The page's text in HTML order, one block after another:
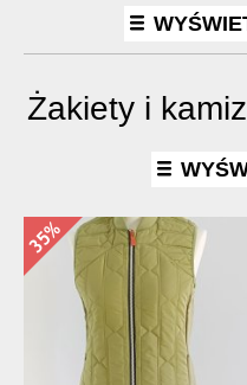
Żakiety i